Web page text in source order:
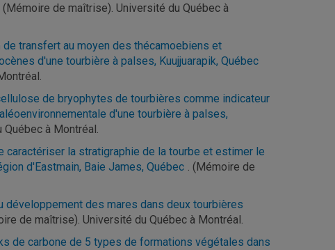
(Mémoire de maîtrise). Université du Québec à
transfert au moyen des thécamoebiens et
d'une tourbière à palses, Kuujjuarapik, Québec
de bryophytes de tourbières comme indicateur
d'une tourbière à palses,
à Montréal.
caractériser la stratigraphie de la tourbe et estimer le
d'Eastmain, Baie James, Québec . (Mémoire de
développement des mares dans deux tourbières
de maîtrise). Université du Québec à Montréal.
de carbone de 5 types de formations végétales dans